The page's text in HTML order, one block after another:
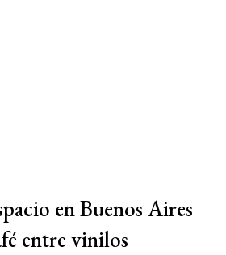
en Buenos Aires
entre vinilos